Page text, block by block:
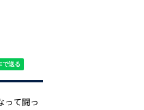
って闘っ